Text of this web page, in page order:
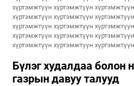
хүртэмжтүүн хүртэмжтүүн
хүртэмжтүүн хүртэмжтүүн
хүртэмжтүүн хүртэмжтүүн
хүртэмжтүүн хүртэмжтүүн
хүртэмжтүүн хүртэмжтүүн
Бүлэг худалдаа болон
газрын давуу талууд